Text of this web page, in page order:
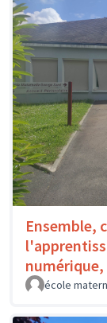
Ensemble,
école